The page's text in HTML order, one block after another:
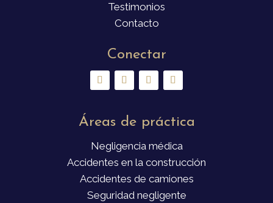
Testimonios
Contacto
Conectar
Áreas de práctica
Negligencia médica
Accidentes en la construcción
Accidentes de camiones
Seguridad negligente